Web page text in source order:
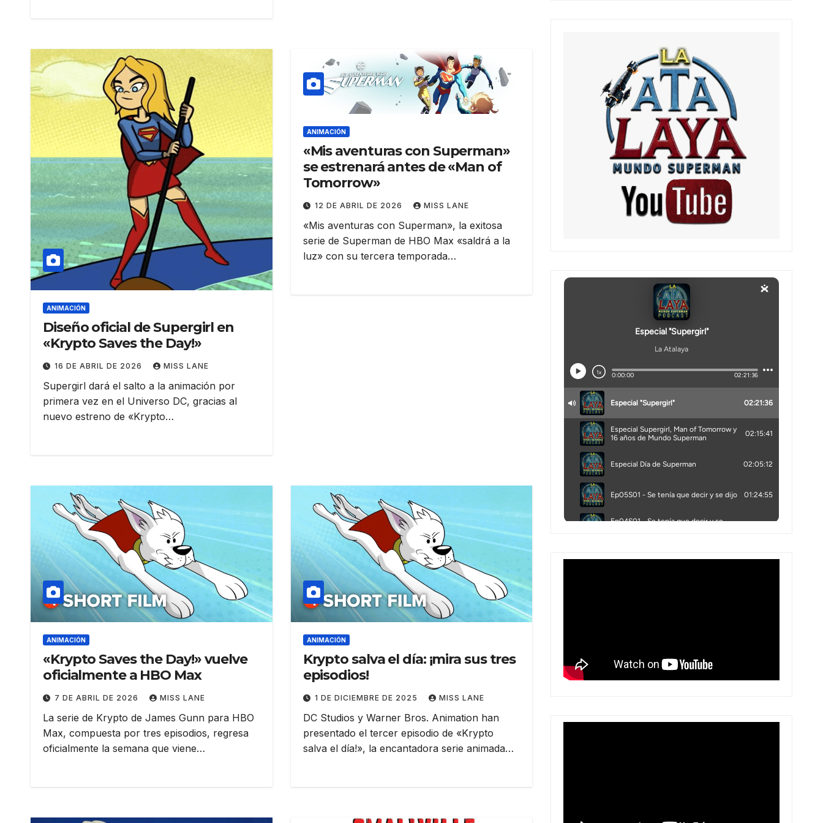
ANIMACIÓN
Diseño oficial de Supergirl en
«Krypto Saves the Day!»
16 DE ABRIL DE 2026 MISS LANE
Supergirl dará el salto a la animación por
primera vez en el Universo DC, gracias al
nuevo estreno de «Krypto…
ANIMACIÓN
«Mis aventuras con Superman»
se estrenará antes de «Man of
Tomorrow»
12 DE ABRIL DE 2026 MISS LANE
«Mis aventuras con Superman», la exitosa
serie de Superman de HBO Max «saldrá a la
luz» con su tercera temporada…
ANIMACIÓN
«Krypto Saves the Day!» vuelve
oficialmente a HBO Max
7 DE ABRIL DE 2026 MISS LANE
La serie de Krypto de James Gunn para HBO
Max, compuesta por tres episodios, regresa
oficialmente la semana que viene…
ANIMACIÓN
Krypto salva el día: ¡mira sus tres
episodios!
1 DE DICIEMBRE DE 2025 MISS LANE
DC Studios y Warner Bros. Animation han
presentado el tercer episodio de «Krypto
salva el día!», la encantadora serie animada…